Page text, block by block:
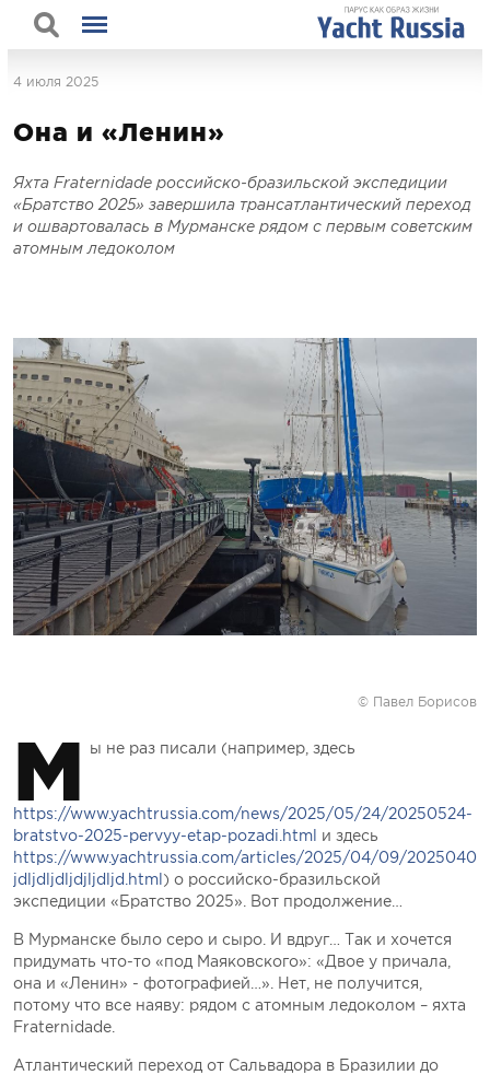
4 июля 2025
Она и «Ленин»
Яхта Fraternidade российско-бразильской экспедиции
«Братство 2025» завершила трансатлантический переход
и ошвартовалась в Мурманске рядом с первым советским
атомным ледоколом
© Павел Борисов
М ы не раз писали (например, здесь
https://www.yachtrussia.com/news/2025/05/24/20250524-
bratstvo-2025-pervyy-etap-pozadi.html и здесь
https://www.yachtrussia.com/articles/2025/04/09/
jdljdljdljdjljdljd.html ) о российско-бразильской
экспедиции «Братство 2025». Вот продолжение…
В Мурманске было серо и сыро. И вдруг… Так и хочется
придумать что-то «под Маяковского»: «Двое у причала,
она и «Ленин» - фотографией…». Нет, не получится,
потому что все наяву: рядом с атомным ледоколом – яхта
Fraternidade.
Атлантический переход от Сальвадора в Бразилии до